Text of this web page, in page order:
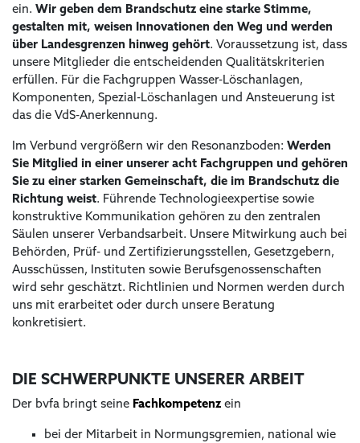
ein. Wir geben dem Brandschutz eine starke Stimme,
gestalten mit, weisen Innovationen den Weg und werden
über Landesgrenzen hinweg gehört. Voraussetzung ist, dass
unsere Mitglieder die entscheidenden Qualitätskriterien
erfüllen. Für die Fachgruppen Wasser-Löschanlagen,
Komponenten, Spezial-Löschanlagen und Ansteuerung ist
das die VdS-Anerkennung.
Im Verbund vergrößern wir den Resonanzboden: Werden
Sie Mitglied in einer unserer acht Fachgruppen und gehören
Sie zu einer starken Gemeinschaft, die im Brandschutz die
Richtung weist. Führende Technologieexpertise sowie
konstruktive Kommunikation gehören zu den zentralen
Säulen unserer Verbandsarbeit. Unsere Mitwirkung auch bei
Behörden, Prüf- und Zertifizierungsstellen, Gesetzgebern,
Ausschüssen, Instituten sowie Berufsgenossenschaften
wird sehr geschätzt. Richtlinien und Normen werden durch
uns mit erarbeitet oder durch unsere Beratung
konkretisiert.
DIE SCHWERPUNKTE UNSERER ARBEIT
Der bvfa bringt seine Fachkompetenz ein
bei der Mitarbeit in Normungsgremien, national wie